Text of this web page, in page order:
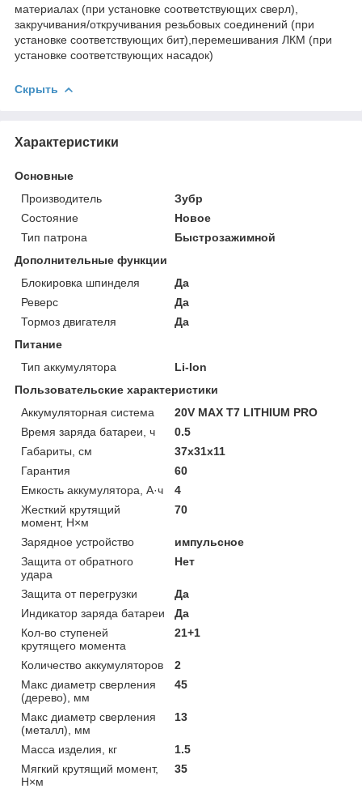
материалах (при установке соответствующих сверл),
закручивания/откручивания резьбовых соединений (при
установке соответствующих бит),перемешивания ЛКМ (при
установке соответствующих насадок)
Скрыть
Характеристики
Основные
Производитель
Зубр
Состояние
Новое
Тип патрона
Быстрозажимной
Дополнительные функции
Блокировка шпинделя
Да
Реверс
Да
Тормоз двигателя
Да
Питание
Тип аккумулятора
Li-Ion
Пользовательские характеристики
Аккумуляторная система
20V MAX T7 LITHIUM PRO
Время заряда батареи, ч
0.5
Габариты, см
37x31x11
Гарантия
60
Емкость аккумулятора, А·ч
4
Жесткий крутящий
момент, Н×м
70
Зарядное устройство
импульсное
Защита от обратного
удара
Нет
Защита от перегрузки
Да
Индикатор заряда батареи
Да
Кол-во ступеней
крутящего момента
21+1
Количество аккумуляторов
2
Макс диаметр сверления
(дерево), мм
45
Макс диаметр сверления
(металл), мм
13
Масса изделия, кг
1.5
Мягкий крутящий момент,
Н×м
35